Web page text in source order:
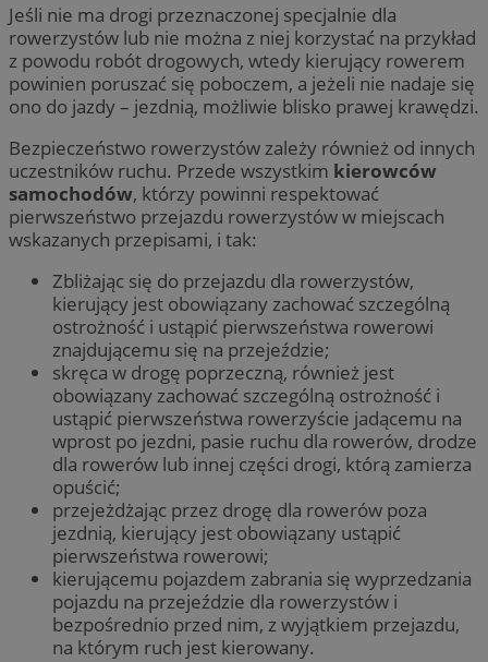
Jeśli nie ma drogi przeznaczonej specjalnie dla
rowerzystów lub nie można z niej korzystać na przykład
z powodu robót drogowych, wtedy kierujący rowerem
powinien poruszać się poboczem, a jeżeli nie nadaje się
ono do jazdy – jezdnią, możliwie blisko prawej krawędzi.
Bezpieczeństwo rowerzystów zależy również od innych
uczestników ruchu. Przede wszystkim kierowców
samochodów, którzy powinni respektować
pierwszeństwo przejazdu rowerzystów w miejscach
wskazanych przepisami, i tak:
Zbliżając się do przejazdu dla rowerzystów,
kierujący jest obowiązany zachować szczególną
ostrożność i ustąpić pierwszeństwa rowerowi
znajdującemu się na przejeździe;
skręca w drogę poprzeczną, również jest
obowiązany zachować szczególną ostrożność i
ustąpić pierwszeństwa rowerzyście jadącemu na
wprost po jezdni, pasie ruchu dla rowerów, drodze
dla rowerów lub innej części drogi, którą zamierza
opuścić;
przejeżdżając przez drogę dla rowerów poza
jezdnią, kierujący jest obowiązany ustąpić
pierwszeństwa rowerowi;
kierującemu pojazdem zabrania się wyprzedzania
pojazdu na przejeździe dla rowerzystów i
bezpośrednio przed nim, z wyjątkiem przejazdu,
na którym ruch jest kierowany.